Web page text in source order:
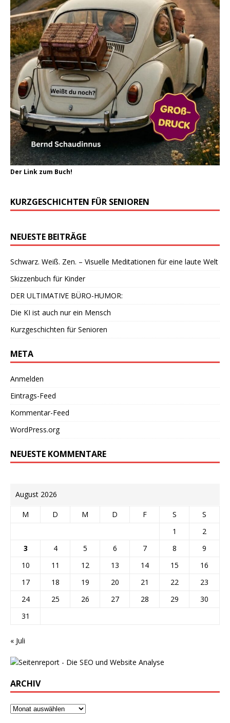
Der Link zum Buch!
KURZGESCHICHTEN FÜR SENIOREN
NEUESTE BEITRÄGE
Schwarz. Weiß. Zen. – Visuelle Meditationen für eine laute Welt
Skizzenbuch für Kinder
DER ULTIMATIVE BÜRO-HUMOR:
Die KI ist auch nur ein Mensch
Kurzgeschichten für Senioren
META
Anmelden
Eintrags-Feed
Kommentar-Feed
WordPress.org
NEUESTE KOMMENTARE
August 2026
M D M D F S
S
1
2
3
4 5 6 7 8
9
10
11 12 13 14 15
16
17
18 19 20 21 22
23
24
25 26 27 28 29
30
31
« Juli
ARCHIV